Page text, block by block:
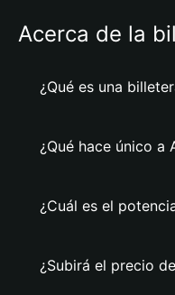
Acerca de la
¿Qué es una
¿Qué hace único a
¿Cuál es el
¿Subirá el precio